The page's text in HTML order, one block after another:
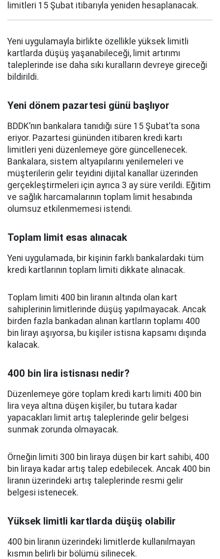
limitleri 15 Şubat itibarıyla yeniden hesaplanacak.
Yeni uygulamayla birlikte özellikle yüksek limitli
kartlarda düşüş yaşanabileceği, limit artırımı
taleplerinde ise daha sıkı kuralların devreye gireceği
bildirildi.
Yeni dönem pazartesi günü başlıyor
BDDK’nın bankalara tanıdığı süre 15 Şubat’ta sona
eriyor. Pazartesi gününden itibaren kredi kartı
limitleri yeni düzenlemeye göre güncellenecek.
Bankalara, sistem altyapılarını yenilemeleri ve
müşterilerin gelir teyidini dijital kanallar üzerinden
gerçekleştirmeleri için ayrıca 3 ay süre verildi. Eğitim
ve sağlık harcamalarının toplam limit hesabında
olumsuz etkilenmemesi istendi.
Toplam limit esas alınacak
Yeni uygulamada, bir kişinin farklı bankalardaki tüm
kredi kartlarının toplam limiti dikkate alınacak.
Toplam limiti 400 bin liranın altında olan kart
sahiplerinin limitlerinde düşüş yapılmayacak. Ancak
birden fazla bankadan alınan kartların toplamı 400
bin lirayı aşıyorsa, bu kişiler istisna kapsamı dışında
kalacak.
400 bin lira istisnası nedir?
Düzenlemeye göre toplam kredi kartı limiti 400 bin
lira veya altına düşen kişiler, bu tutara kadar
yapacakları limit artış taleplerinde gelir belgesi
sunmak zorunda olmayacak.
Örneğin limiti 300 bin liraya düşen bir kart sahibi, 400
bin liraya kadar artış talep edebilecek. Ancak 400 bin
liranın üzerindeki artış taleplerinde resmi gelir
belgesi istenecek.
Yüksek limitli kartlarda düşüş olabilir
400 bin liranın üzerindeki limitlerde kullanılmayan
kısmın belirli bir bölümü silinecek.